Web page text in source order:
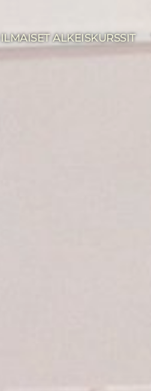
ILMAISET ALKEISKURSSIT